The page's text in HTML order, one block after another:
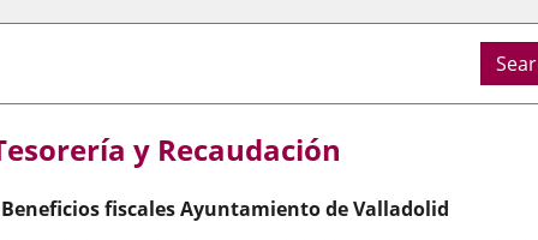
y Recaudación
Beneficios fiscales Ayuntamiento de Valladolid